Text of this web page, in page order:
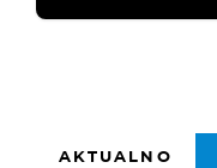
AKTUALNO